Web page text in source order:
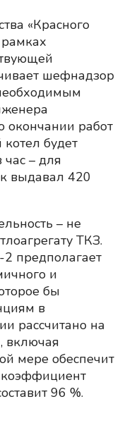
«Красного
шефнадзор
окончании работ
будет
– для
выдавал 420
– не
ТКЗ.
предполагает
и
бы
в
рассчитано на
включая
мере обеспечит
коэффициент
96 %.